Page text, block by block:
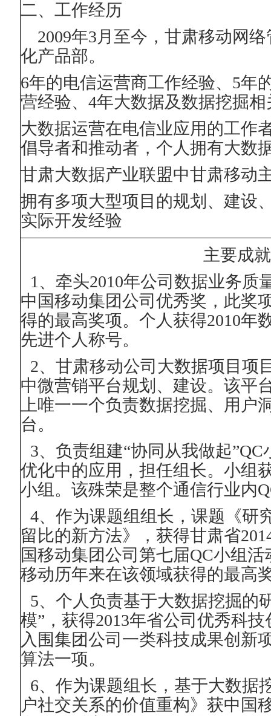
二、工作经历
2009年3月至今，甘肃移动网
化产品部。
6年的电信运营商工作经验、 5年
营经验、 4年大数据及数据挖掘
大数据运营在电信业应用的工作
倡导者和推动者，个人拥有大数
甘肃大数据产业联盟中甘肃移动
拥有多项大型项目的规划、建设
实际开发经验
主要成就
1 、牵头2010年公司数据业务质
中国移动集团公司优秀奖，此奖
得的最高奖项。个人获得2010年
先进个人称号。
2、甘肃移动公司大数据项目项
中微营销平台规划、建设。该平
上唯一一个负责数据挖掘、用户
台。
3、负责组建“协同从我做起”QC
优化中的应用，担任组长。小组
小组。该殊荣是整个通信行业内
4、作为课题组组长，课题《研
留比的新方法》，获得甘肃省
国移动集团公司第七届QC小组活
移动历年来在该领域获得的最高
5、个人负责基于大数据挖掘的
模”，获得2013年省公司优秀科
入围集团公司一类科技成果创新
算法一项。
6、作为课题组长，基于大数据
户社交关系的价值重构》获中国